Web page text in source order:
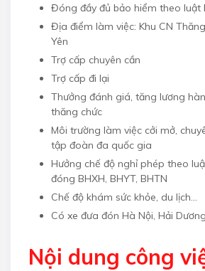
Đóng đầy đủ bảo hiểm theo luật
Địa điểm làm việc: Khu CN
Yên
Trợ cấp chuyên cần
Trợ cấp đi lại
​Thưởng đánh giá, tăng lương
thăng chức
Môi trường làm việc cởi mở,
tập đoàn đa quốc gia
Hưởng chế độ nghỉ phép theo
đóng BHXH, BHYT, BHTN
Chế độ khám sức khỏe, du lịch...
Có xe đưa đón Hà Nội, Hải Dương
Nội dung công